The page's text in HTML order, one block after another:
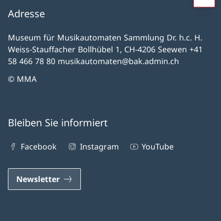
Adresse
Museum für Musikautomaten Sammlung Dr. h.c. H.
Weiss-Stauffacher Bollhübel 1, CH-4206 Seewen +41
58 466 78 80 musikautomaten@bak.admin.ch
© MMA
Bleiben Sie informiert
Facebook Instagram YouTube
Newsletter